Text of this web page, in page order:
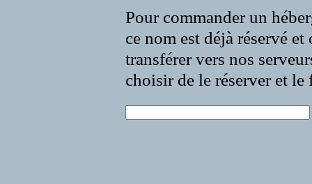
Pour commander un
ce nom est déjà réservé
transférer vers nos
choisir de le réserver et